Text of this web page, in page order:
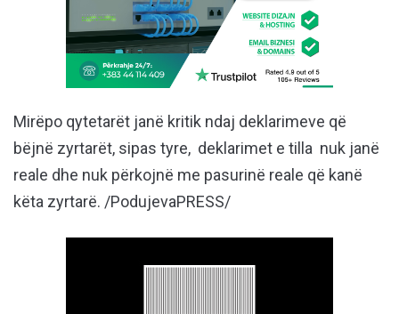
Mirëpo qytetarët janë kritik ndaj deklarimeve që
bëjnë zyrtarët, sipas tyre, deklarimet e tilla nuk janë
reale dhe nuk përkojnë me pasurinë reale që kanë
këta zyrtarë. /PodujevaPRESS/